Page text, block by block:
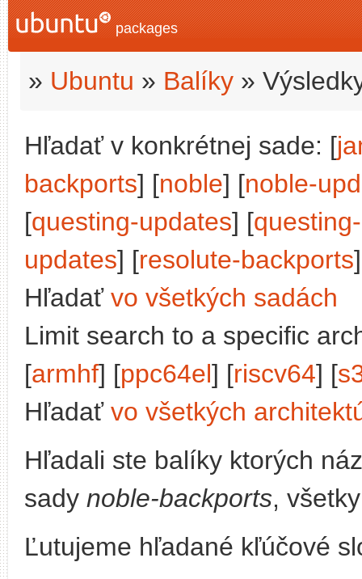
packages
» Ubuntu » Balíky »
Hľadať v konkrétnej sade: [
backports] [noble] [noble-
[questing-updates] [
updates] [resolute-backports
Hľadať vo všetkých sadách
Limit search to a specific
[armhf] [ppc64el] [riscv64] [
Hľadať vo všetkých
Hľadali ste balíky ktorých
sady noble-backports,
Ľutujeme hľadané kľúčové